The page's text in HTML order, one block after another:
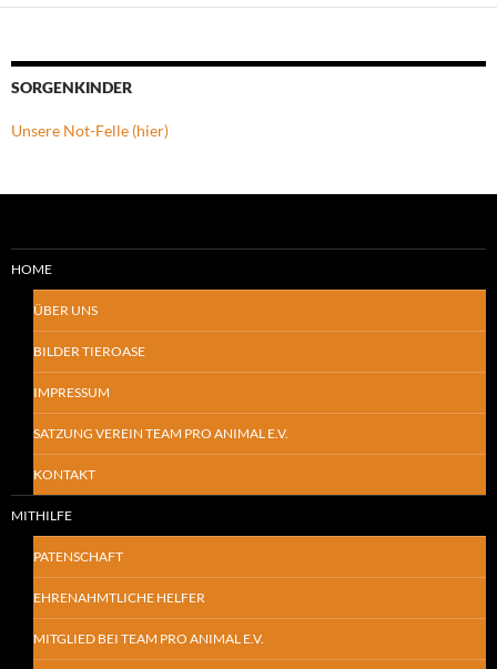
SORGENKINDER
Unsere Not-Felle (hier)
HOME
ÜBER UNS
BILDER TIEROASE
IMPRESSUM
SATZUNG VEREIN TEAM PRO ANIMAL E.V.
KONTAKT
MITHILFE
PATENSCHAFT
EHRENAHMTLICHE HELFER
MITGLIED BEI TEAM PRO ANIMAL E.V.